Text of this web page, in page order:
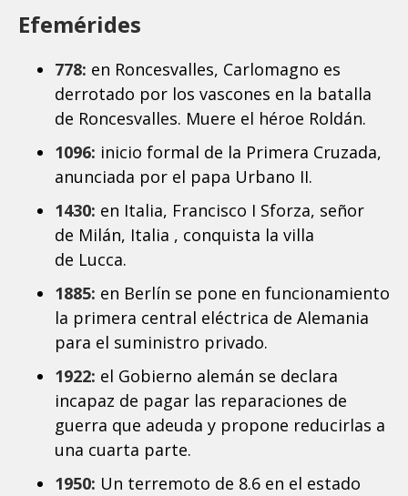
Efemérides
778: en Roncesvalles, Carlomagno es
derrotado por los vascones en la batalla
de Roncesvalles. Muere el héroe Roldán.
1096: inicio formal de la Primera Cruzada,
anunciada por el papa Urbano II.
1430: en Italia, Francisco I Sforza, señor
de Milán, Italia , conquista la villa
de Lucca.
1885: en Berlín se pone en funcionamiento
la primera central eléctrica de Alemania
para el suministro privado.
1922: el Gobierno alemán se declara
incapaz de pagar las reparaciones de
guerra que adeuda y propone reducirlas a
una cuarta parte.
1950: Un terremoto de 8.6 en el estado